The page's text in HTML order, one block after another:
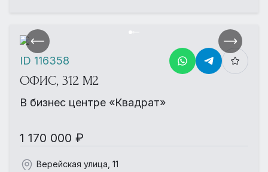
ОФИС, 312 М2
В бизнес центре «Квадрат»
1 170 000 ₽
Верейская улица, 11
ID 116358